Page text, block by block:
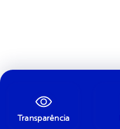
Transparência